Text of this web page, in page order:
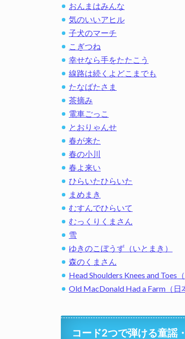
おんまはみんな
気のいいアヒル
子犬のマーチ
こぎつね
幸せなら手をたたこう
線路は続くよどこまでも
たなばたさま
茶摘み
電車ごっこ
とおりゃんせ
春が来た
春の小川
春よ来い
ひらいたひらいた
まめまき
むすんでひらいて
むっくりくまさん
雪
ゆきのこぼうず（いとまき）
森のくまさん
Head Shoulders Knees and
Old MacDonald Had a Farm（
コード2つで弾ける童謡